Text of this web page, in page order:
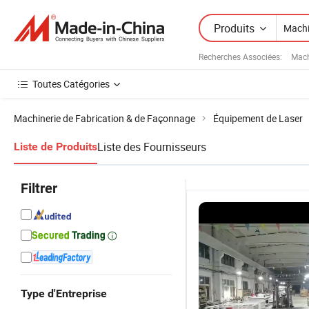
Produits
Recherches Associées:
Toutes Catégories
Machinerie de Fabrication & de Façonnage Équipement de Laser
Liste de ProduitsListe des Fournisseurs
Filtrer
Type d'Entreprise